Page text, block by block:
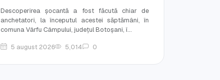
Descoperirea șocantă a fost făcută chiar de
anchetatori, la începutul acestei săptămâni, în
comuna Vârfu Câmpului, județul Botoșani, î...
5 august 2026 5,014 0